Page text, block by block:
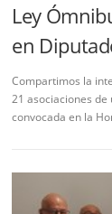
Ley
en
Compartimos la
21 asociaciones de
convocada en la